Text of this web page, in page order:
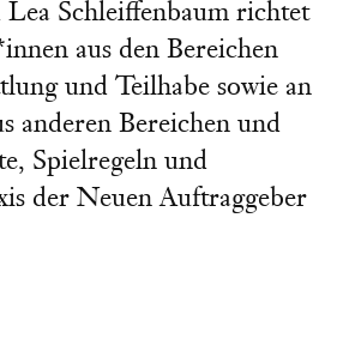
Lea Schleiffenbaum richtet
aus den Bereichen
und Teilhabe sowie an
anderen Bereichen und
Spielregeln und
der Neuen Auftraggeber